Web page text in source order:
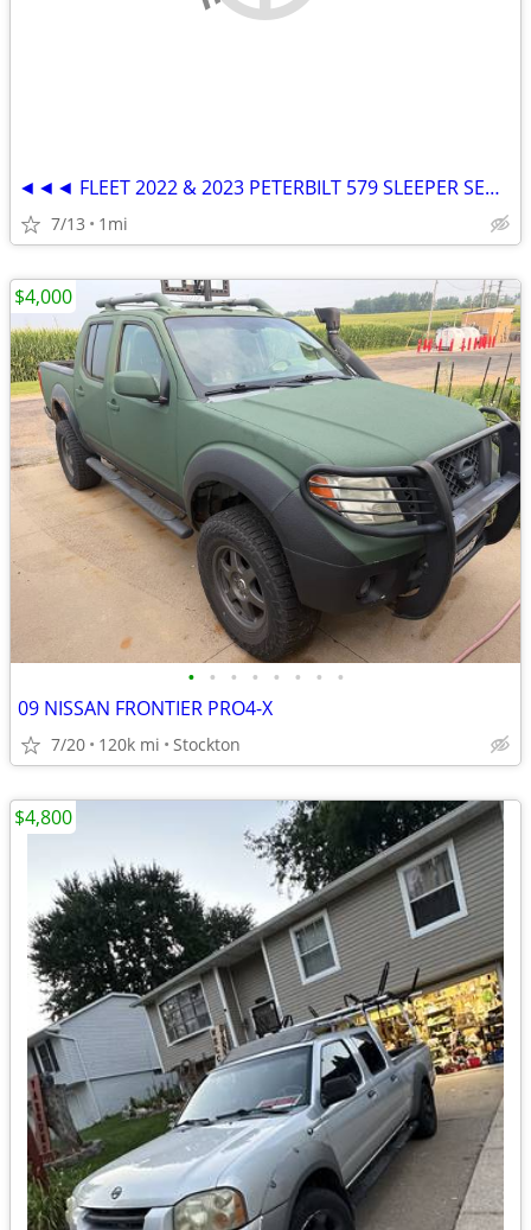
◄◄◄ FLEET 2022 & 2023 PETERBILT 579 SLEEPER SEMI TRUCKS ►►►
7/13 1mi
• • • • • • • •
09 NISSAN FRONTIER PRO4-X
7/20 120k mi Stockton
$4,000
$4,800